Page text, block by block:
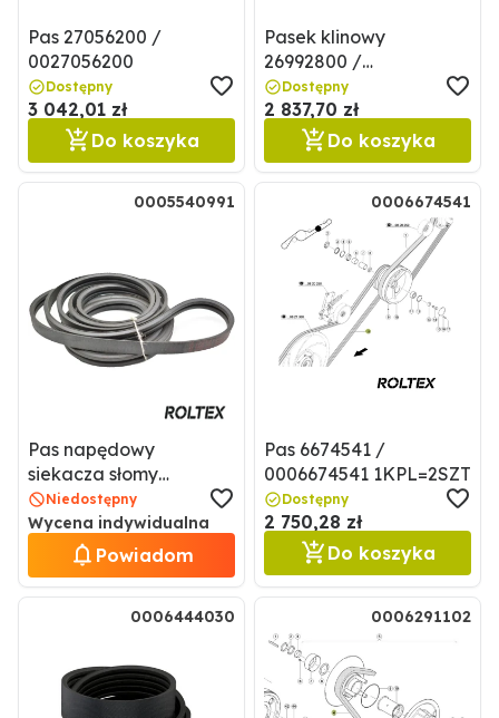
Pas 27056200 /
0027056200
Dostępny
3 042,01 zł
Do koszyka
Pasek klinowy
26992800 /
0026992800
Dostępny
2 837,70 zł
Do koszyka
0005540991
Pas napędowy
siekacza słomy
0005540991/ 5540991
Niedostępny
Wycena indywidualna
Powiadom
0006674541
Pas 6674541 /
0006674541 1KPL=2SZT
Dostępny
2 750,28 zł
Do koszyka
0006444030 0006291102